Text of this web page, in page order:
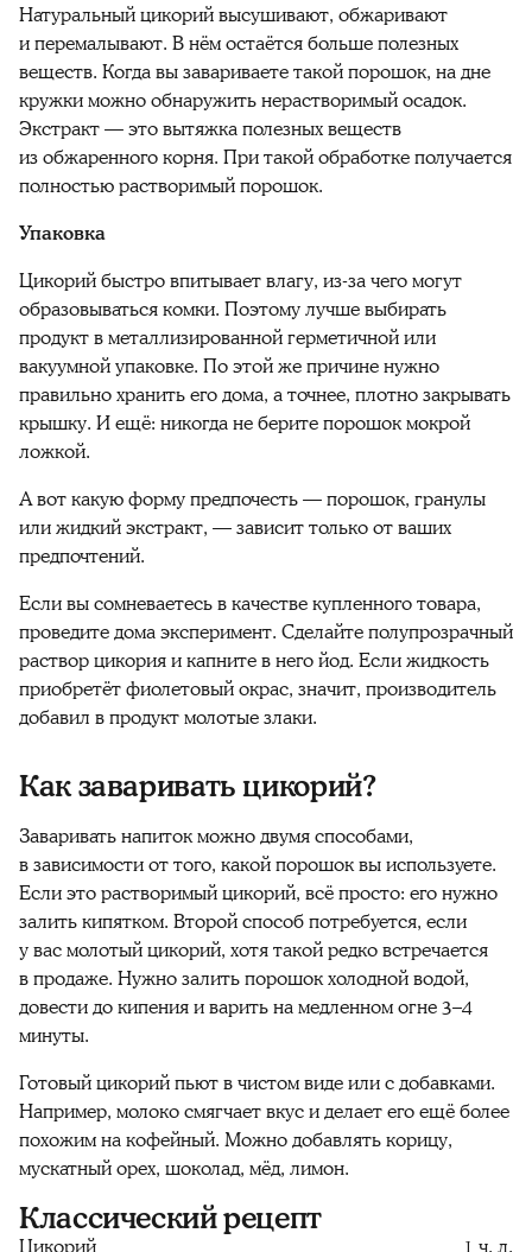
Натуральный цикорий высушивают, обжаривают
и перемалывают. В нём остаётся больше полезных
веществ. Когда вы завариваете такой порошок, на дне
кружки можно обнаружить нерастворимый осадок.
Экстракт — это вытяжка полезных веществ
из обжаренного корня. При такой обработке получается
полностью растворимый порошок.
Упаковка
Цикорий быстро впитывает влагу, из-за чего могут
образовываться комки. Поэтому лучше выбирать
продукт в металлизированной герметичной или
вакуумной упаковке. По этой же причине нужно
правильно хранить его дома, а точнее, плотно закрывать
крышку. И ещё: никогда не берите порошок мокрой
ложкой.
А вот какую форму предпочесть — порошок, гранулы
или жидкий экстракт, — зависит только от ваших
предпочтений.
Если вы сомневаетесь в качестве купленного товара,
проведите дома эксперимент. Сделайте полупрозрачный
раствор цикория и капните в него йод. Если жидкость
приобретёт фиолетовый окрас, значит, производитель
добавил в продукт молотые злаки.
Как заваривать цикорий?
Заваривать напиток можно двумя способами,
в зависимости от того, какой порошок вы используете.
Если это растворимый цикорий, всё просто: его нужно
залить кипятком. Второй способ потребуется, если
у вас молотый цикорий, хотя такой редко встречается
в продаже. Нужно залить порошок холодной водой,
довести до кипения и варить на медленном огне 3–4
минуты.
Готовый цикорий пьют в чистом виде или с добавками.
Например, молоко смягчает вкус и делает его ещё более
похожим на кофейный. Можно добавлять корицу,
мускатный орех, шоколад, мёд, лимон.
Классический рецепт